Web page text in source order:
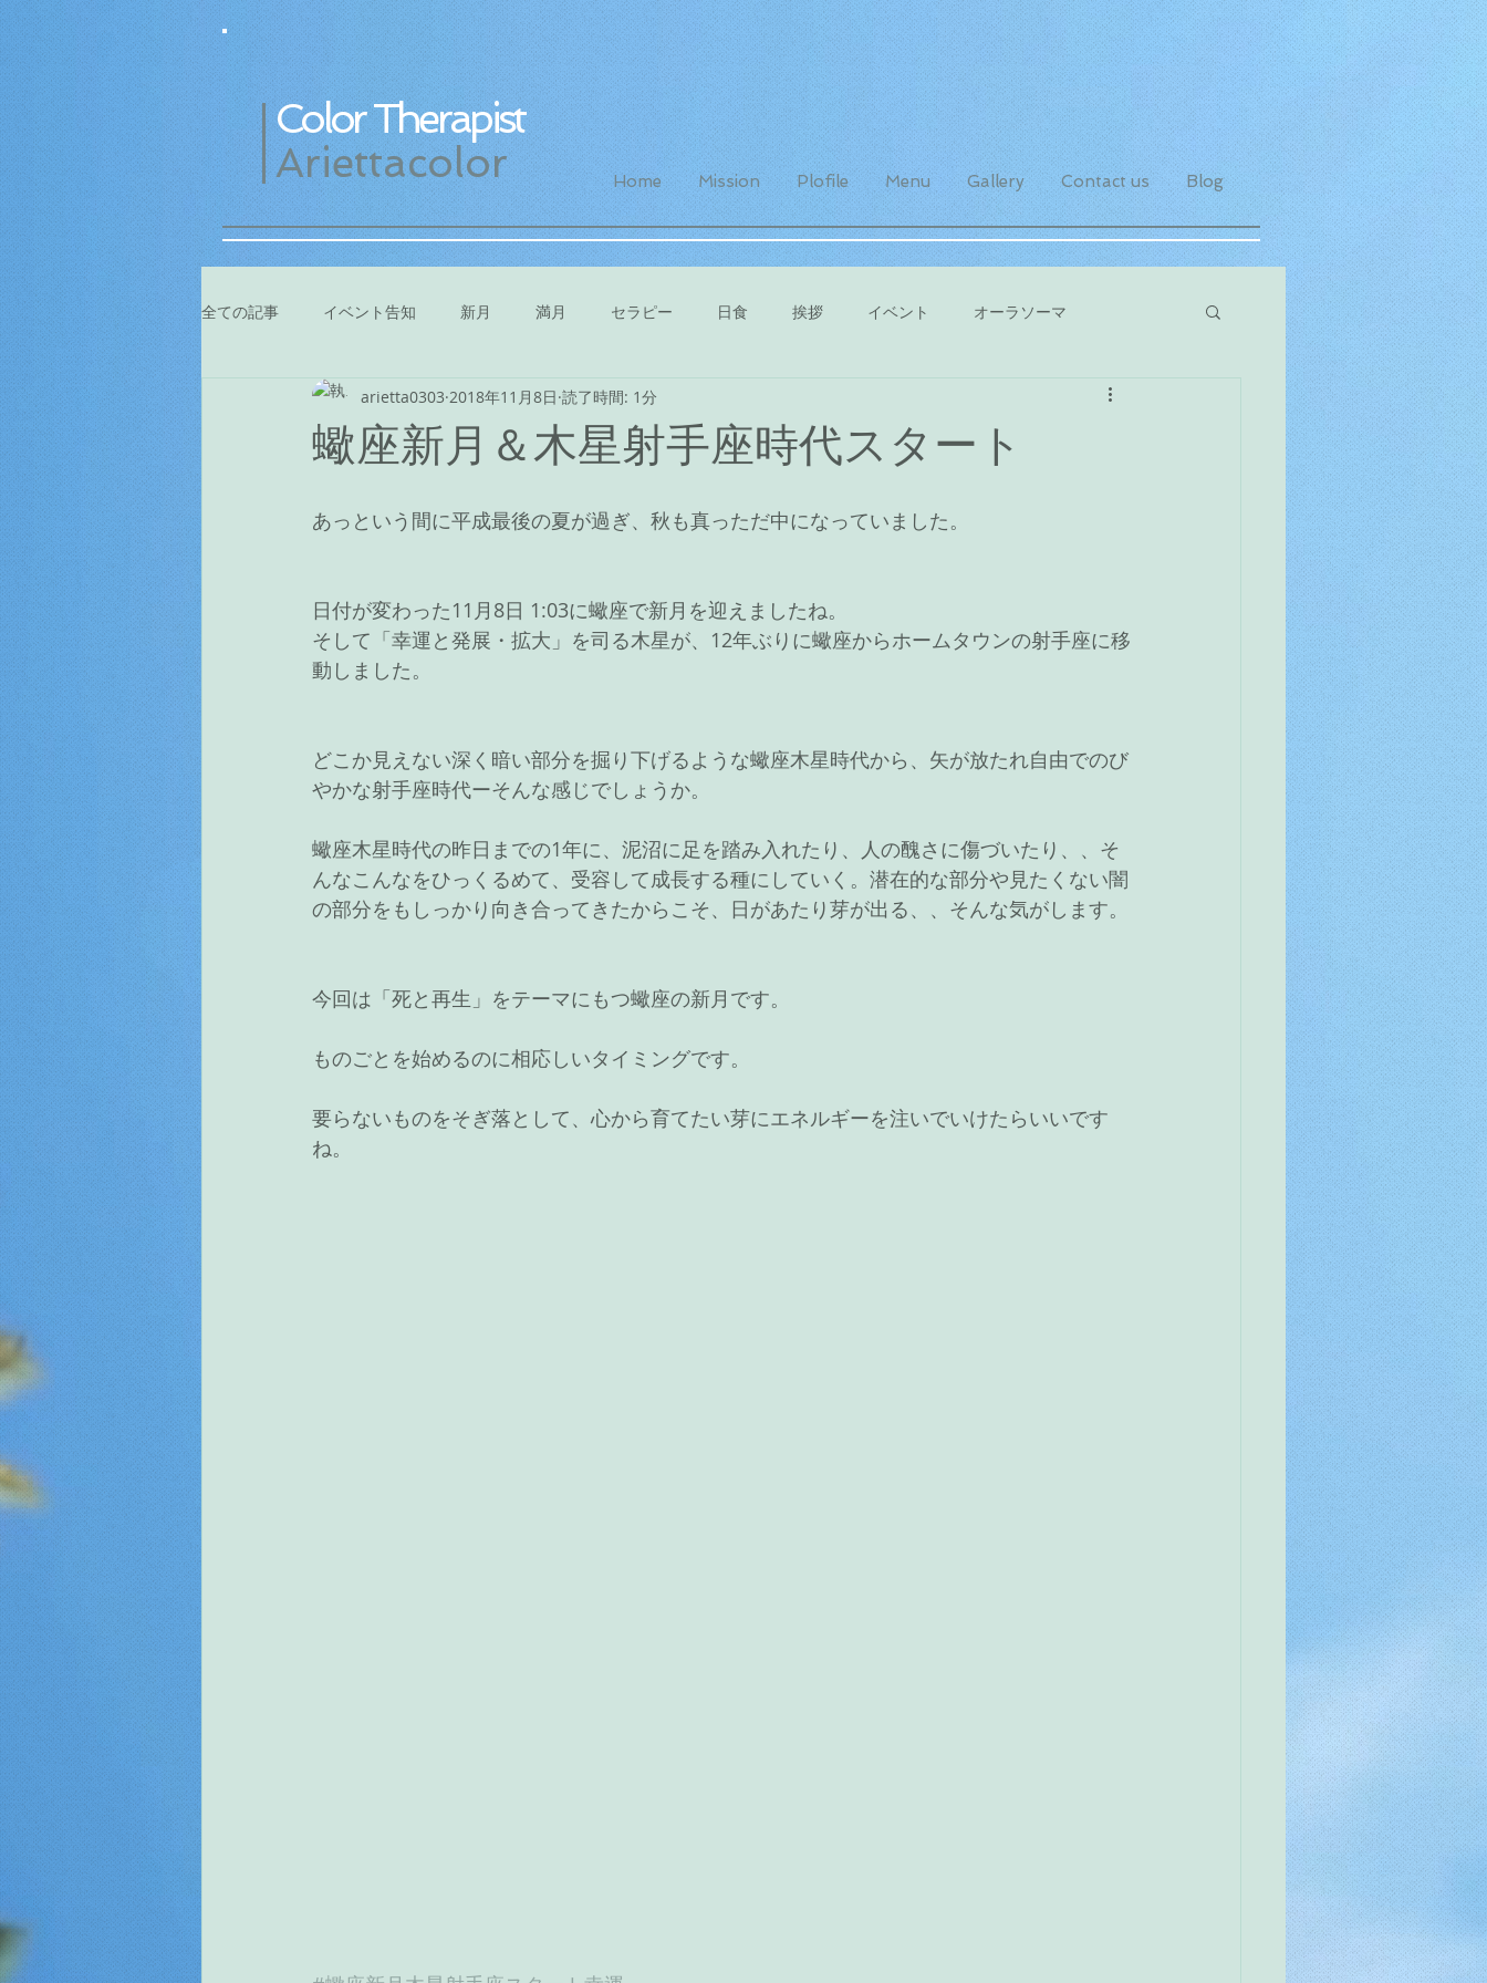
Color Therapist
Ariettacolor
Home Mission Plofile Menu Gallery Contact us Blog
全ての記事 イベント告知 新月 満月 セラピー 日食 挨拶 イベント オーラソーマ
蠍座新月＆木星射手座時代スタート
arietta0303 2018年11月8日 読了時間: 1分
あっという間に平成最後の夏が過ぎ、秋も真っただ中になっていました。
日付が変わった11月8日 1:03に蠍座で新月を迎えましたね。
そして「幸運と発展・拡大」を司る木星が、12年ぶりに蠍座からホームタウンの射手座に移
動しました。
どこか見えない深く暗い部分を掘り下げるような蠍座木星時代から、矢が放たれ自由でのび
やかな射手座時代ーそんな感じでしょうか。
蠍座木星時代の昨日までの1年に、泥沼に足を踏み入れたり、人の醜さに傷づいたり、、そ
んなこんなをひっくるめて、受容して成長する種にしていく。潜在的な部分や見たくない闇
の部分をもしっかり向き合ってきたからこそ、日があたり芽が出る、、そんな気がします。
今回は「死と再生」をテーマにもつ蠍座の新月です。
ものごとを始めるのに相応しいタイミングです。
要らないものをそぎ落として、心から育てたい芽にエネルギーを注いでいけたらいいです
ね。